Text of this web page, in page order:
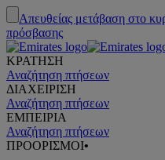
Απευθείας μετάβαση στο
πρόσβασης
ΚΡΑΤΗΣΗ
Αναζήτηση πτήσεων
ΔΙΑΧΕΙΡΙΣΗ
Αναζήτηση πτήσεων
ΕΜΠΕΙΡΙΑ
Αναζήτηση πτήσεων
ΠΡΟΟΡΙΣΜΟΙ•